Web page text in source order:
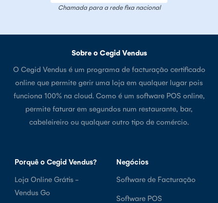
Chamada para a rede fixa nacional
Sobre o Cegid Vendus
O Cegid Vendus é um programa de facturação certificado
online que permite gerir uma loja em qualquer lugar pois
funciona 100% na cloud. Como é um software POS online,
permite faturar em segundos num restaurante, bar,
cabeleireiro ou qualquer outro tipo de comércio.
Porquê o Cegid Vendus?
Loja Online Grátis -
Vendus Go
Negócios
Software de Facturação
Software POS